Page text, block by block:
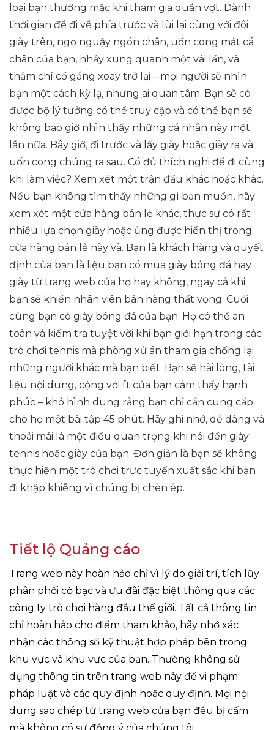
loại bạn thường mặc khi tham gia quần vợt. Dành
thời gian để đi về phía trước và lùi lại cùng với đôi
giày trên, ngọ nguậy ngón chân, uốn cong mắt cá
chân của bạn, nhảy xung quanh một vài lần, và
thậm chí cố gắng xoay trở lại – mọi người sẽ nhìn
bạn một cách kỳ lạ, nhưng ai quan tâm. Bạn sẽ có
được bộ lý tưởng có thể truy cập và có thể bạn sẽ
không bao giờ nhìn thấy những cá nhân này một
lần nữa. Bây giờ, đi trước và lấy giày hoặc giày ra và
uốn cong chúng ra sau. Có đủ thích nghi để đi cùng
khi làm việc? Xem xét một trận đấu khác hoặc khác.
Nếu bạn không tìm thấy những gì bạn muốn, hãy
xem xét một cửa hàng bán lẻ khác, thực sự có rất
nhiều lựa chọn giày hoặc ủng được hiển thị trong
cửa hàng bán lẻ này và. Bạn là khách hàng và quyết
định của bạn là liệu bạn có mua giày bóng đá hay
giày từ trang web của họ hay không, ngay cả khi
bạn sẽ khiến nhân viên bán hàng thất vọng. Cuối
cùng bạn có giày bóng đá của bạn. Họ có thể an
toàn và kiểm tra tuyệt vời khi bạn giới hạn trong các
trò chơi tennis mà phòng xử án tham gia chống lại
những người khác mà bạn biết. Bạn sẽ hài lòng, tài
liệu nội dung, cộng với ft của bạn cảm thấy hạnh
phúc – khó hình dung rằng bạn chỉ cần cung cấp
cho họ một bài tập 45 phút. Hãy ghi nhớ, dễ dàng và
thoải mái là một điều quan trọng khi nói đến giày
tennis hoặc giày của bạn. Đơn giản là bạn sẽ không
thực hiện một trò chơi trực tuyến xuất sắc khi bạn
đi khập khiễng vì chúng bị chèn ép.
Tiết lộ Quảng cáo
Trang web này hoàn hảo chỉ vì lý do giải trí, tích lũy
phân phối cờ bạc và ưu đãi đặc biệt thông qua các
công ty trò chơi hàng đầu thế giới. Tất cả thông tin
chỉ hoàn hảo cho điểm tham khảo, hãy nhớ xác
nhận các thông số kỹ thuật hợp pháp bên trong
khu vực và khu vực của bạn. Thường không sử
dụng thông tin trên trang web này để vi phạm
pháp luật và các quy định hoặc quy định. Mọi nội
dung sao chép từ trang web của bạn đều bị cấm